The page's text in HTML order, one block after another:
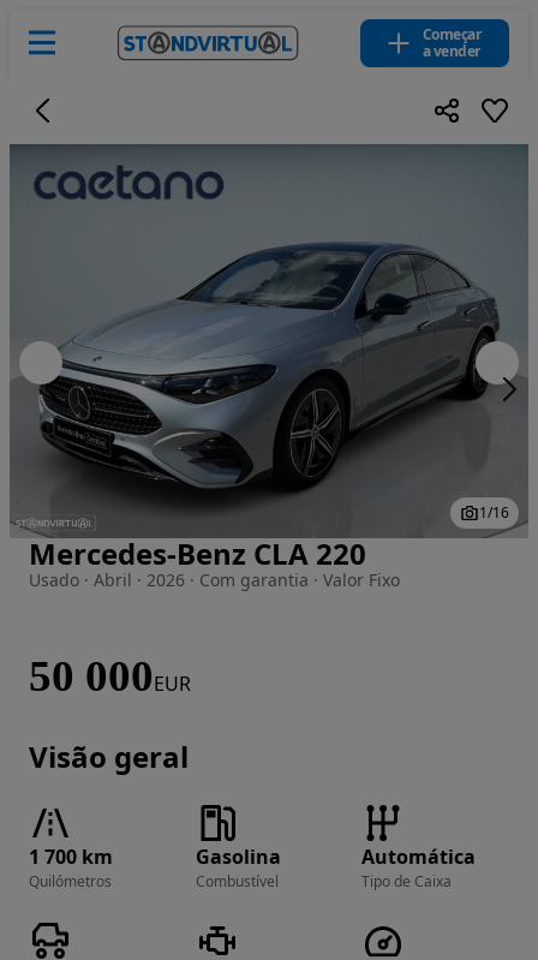
Começar
a vender
Imagem 1 de 16
1/16
Mercedes-Benz CLA 220
Usado · Abril · 2026 · Com garantia · Valor Fixo
50 000EUR
Visão geral
1 700 km
Quilómetros
Gasolina
Combustível
Automática
Tipo de Caixa